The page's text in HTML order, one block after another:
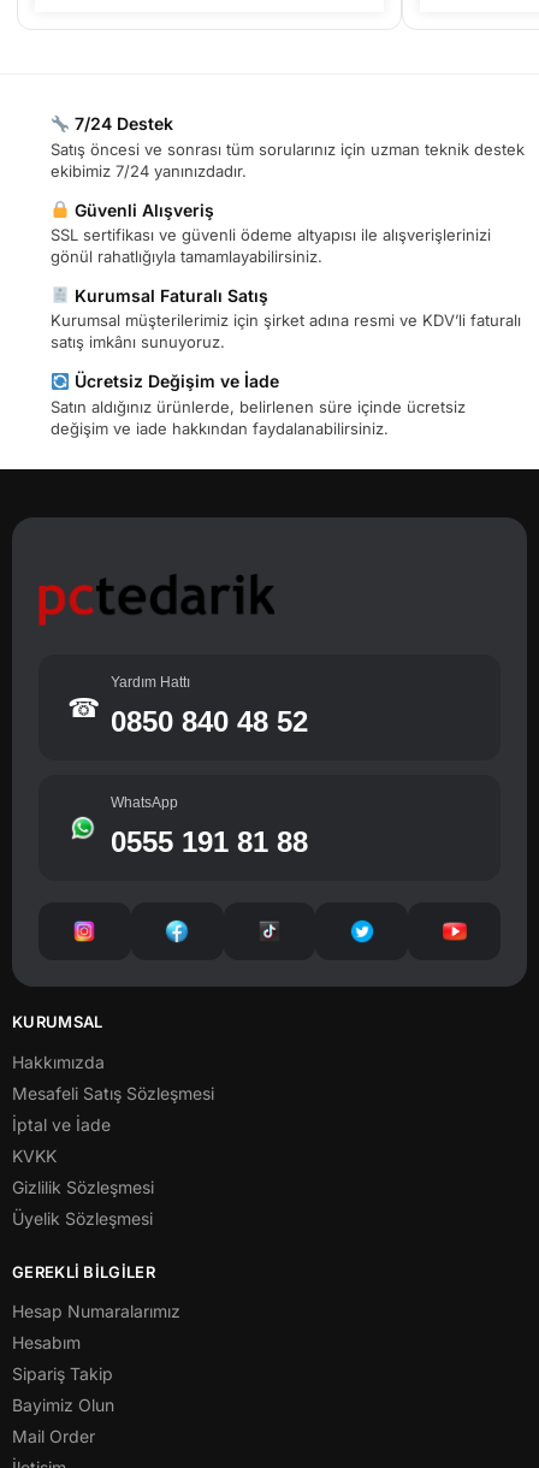
7/24 Destek
Satış öncesi ve sonrası tüm sorularınız için uzman teknik destek
ekibimiz 7/24 yanınızdadır.
Güvenli Alışveriş
SSL sertifikası ve güvenli ödeme altyapısı ile alışverişlerinizi
gönül rahatlığıyla tamamlayabilirsiniz.
Kurumsal Faturalı Satış
Kurumsal müşterilerimiz için şirket adına resmi ve KDV’li faturalı
satış imkânı sunuyoruz.
Ücretsiz Değişim ve İade
Satın aldığınız ürünlerde, belirlenen süre içinde ücretsiz
değişim ve iade hakkından faydalanabilirsiniz.
☎
Yardım Hattı
0850 840 48 52
WhatsApp
0555 191 81 88
KURUMSAL
Hakkımızda
Mesafeli Satış Sözleşmesi
İptal ve İade
KVKK
Gizlilik Sözleşmesi
Üyelik Sözleşmesi
GEREKLİ BİLGİLER
Hesap Numaralarımız
Hesabım
Sipariş Takip
Bayimiz Olun
Mail Order